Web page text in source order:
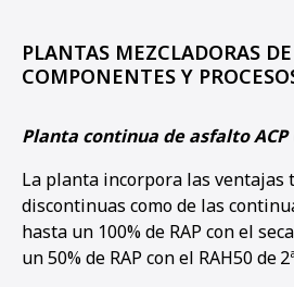
PLANTAS MEZCLADORAS
COMPONENTES Y
Planta continua de asfalto ACP
La planta incorpora las ventajas
discontinuas como de las
hasta un 100% de RAP con el
un 50% de RAP con el RAH50 de